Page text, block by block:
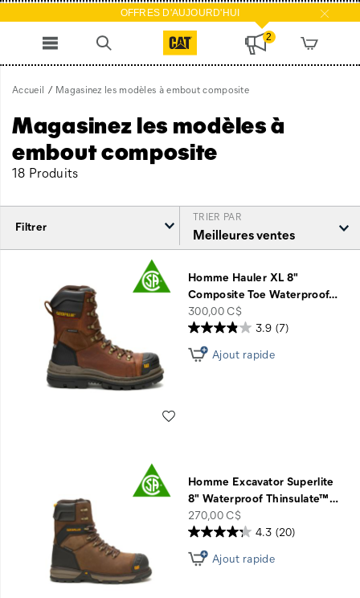
OFFRES D'AUJOURD'HUI
2
Accueil Magasinez les modèles à embout composite
Magasinez les modèles à
embout composite
18 Produits
Filtrer
TRIER PAR
Magasinez
modèles
embout
composite
intégré
Homme Hauler XL 8"
Composite Toe Waterproof…
price
300,00 C$
3.9 (7)
Ajout rapide
Homme Excavator Superlite
8" Waterproof Thinsulate™…
price
270,00 C$
4.3 (20)
Ajout rapide